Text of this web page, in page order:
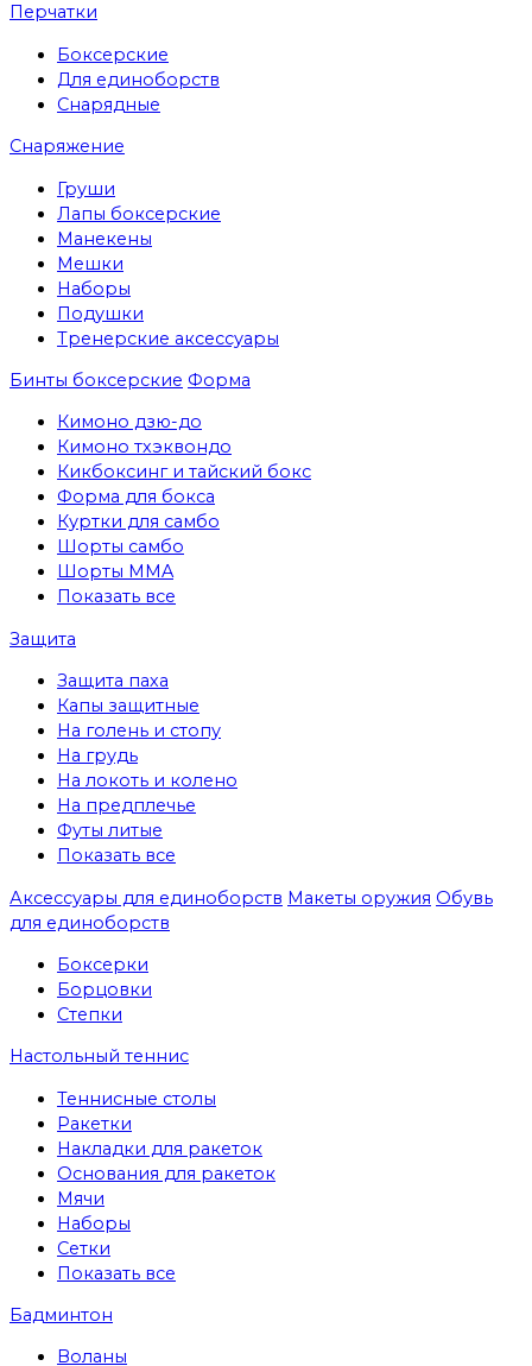
Перчатки
Боксерские
Для единоборств
Снарядные
Снаряжение
Груши
Лапы боксерские
Манекены
Мешки
Наборы
Подушки
Тренерские аксессуары
Бинты боксерские Форма
Кимоно дзю-до
Кимоно тхэквондо
Кикбоксинг и тайский бокс
Форма для бокса
Куртки для самбо
Шорты самбо
Шорты MMA
Показать все
Защита
Защита паха
Капы защитные
На голень и стопу
На грудь
На локоть и колено
На предплечье
Футы литые
Показать все
Аксессуары для единоборств Макеты оружия Обувь
для единоборств
Боксерки
Борцовки
Степки
Настольный теннис
Теннисные столы
Ракетки
Накладки для ракеток
Основания для ракеток
Мячи
Наборы
Сетки
Показать все
Бадминтон
Воланы